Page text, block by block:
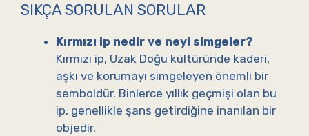
SIKÇA SORULAN SORULAR
Kırmızı ip nedir ve neyi simgeler?
Kırmızı ip, Uzak Doğu kültüründe kaderi,
aşkı ve korumayı simgeleyen önemli bir
semboldür. Binlerce yıllık geçmişi olan bu
ip, genellikle şans getirdiğine inanılan bir
objedir.